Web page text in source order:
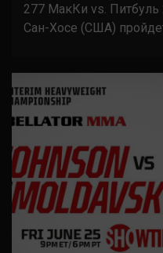
277 МакКи vs. Питбуль
Сан-Хосе (США)